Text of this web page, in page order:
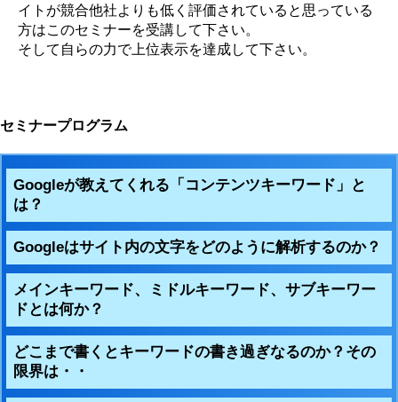
イトが競合他社よりも低く評価されていると思っている
方はこのセミナーを受講して下さい。
そして自らの力で上位表示を達成して下さい。
セミナープログラム
Googleが教えてくれる「コンテンツキーワード」と
は？
Googleはサイト内の文字をどのように解析するのか？
メインキーワード、ミドルキーワード、サブキーワー
ドとは何か？
どこまで書くとキーワードの書き過ぎなるのか？その
限界は・・